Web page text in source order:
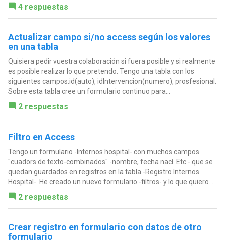
4 respuestas
Actualizar campo si/no access según los valores
en una tabla
Quisiera pedir vuestra colaboración si fuera posible y si realmente
es posible realizar lo que pretendo. Tengo una tabla con los
siguientes campos:id(auto), idIntervencion(numero), prosfesional.
Sobre esta tabla cree un formulario continuo para...
2 respuestas
Filtro en Access
Tengo un formulario -Internos hospital- con muchos campos
"cuadors de texto-combinados" -nombre, fecha nací. Etc.- que se
quedan guardados en registros en la tabla -Registro Internos
Hospital-. He creado un nuevo formulario -filtros- y lo que quiero...
2 respuestas
Crear registro en formulario con datos de otro
formulario